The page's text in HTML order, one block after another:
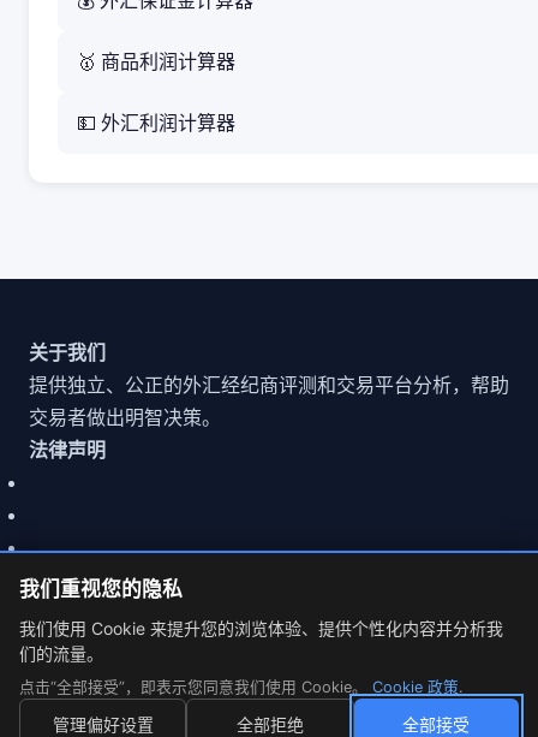
🥇 商品利润计算器
💵 外汇利润计算器
我们重视您的隐私
我们使用 Cookie 来提升您的浏览体验、提供个性化内容并分析我
们的流量。
点击“全部接受”，即表示您同意我们使用 Cookie。 Cookie 政策.
管理偏好设置 全部拒绝 全部接受
关于我们
提供独立、公正的外汇经纪商评测和交易平台分析，帮助
交易者做出明智决策。
法律声明
© 2026 MarketCFD | 外汇经纪商评测. Trading involves risk.
Cookie 设置